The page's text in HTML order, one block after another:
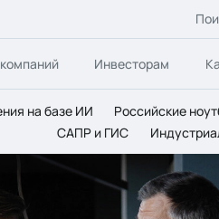
Инвесторам
на базе ИИ Российские
САПР и ГИС